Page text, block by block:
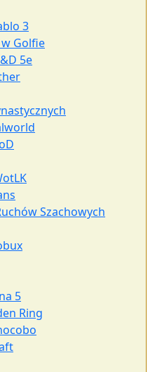
3
Golfie
5e
Szachowych
5
Ring